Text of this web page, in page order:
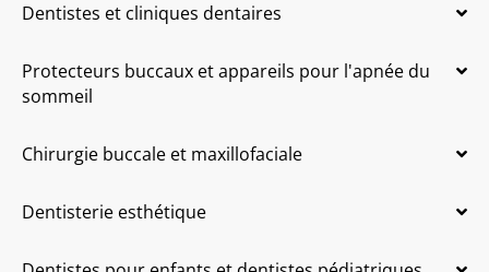
Dentistes et cliniques dentaires
Protecteurs buccaux et appareils pour l'apnée du
sommeil
Chirurgie buccale et maxillofaciale
Dentisterie esthétique